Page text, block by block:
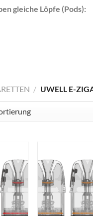
gleiche Löpfe (Pods):
/ UWELL E-